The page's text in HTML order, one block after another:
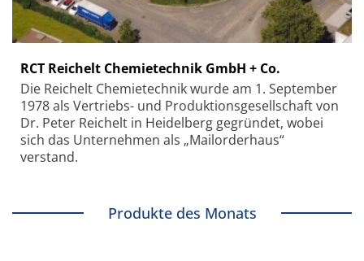
RCT Reichelt Chemietechnik GmbH + Co.
Die Reichelt Chemietechnik wurde am 1. September
1978 als Vertriebs- und Produktionsgesellschaft von
Dr. Peter Reichelt in Heidelberg gegründet, wobei
sich das Unternehmen als „Mailorderhaus“
verstand.
Produkte des Monats